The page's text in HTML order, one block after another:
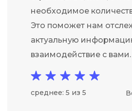
необходимое
Это поможет нам
актуальную
взаимодействие с вами.
среднее: 5 из 5